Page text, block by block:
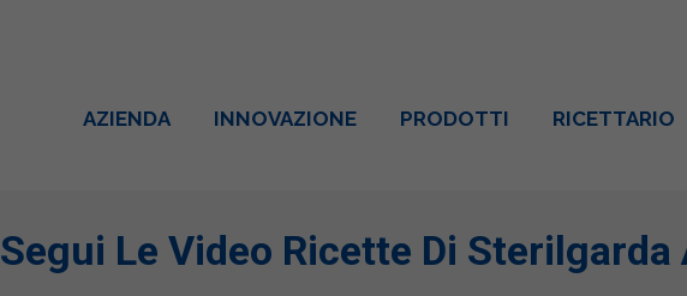
AZIENDA INNOVAZIONE PRODOTTI RICETTARIO
Segui Le Video Ricette Di